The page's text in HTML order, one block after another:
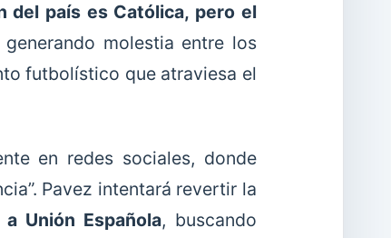
del país es Católica, pero el
generando molestia entre los
futbolístico que atraviesa el
en redes sociales, donde
Pavez intentará revertir la
Unión Española, buscando